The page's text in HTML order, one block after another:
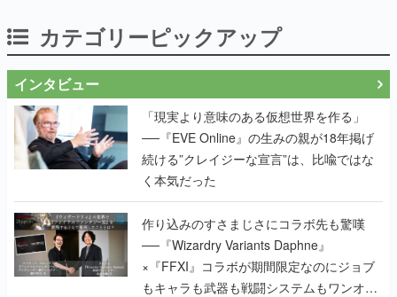
カテゴリーピックアップ
インタビュー
「現実より意味のある仮想世界を作る」
──『EVE Online』の生みの親が18年掲げ
続ける”クレイジーな宣言”は、比喩ではな
く本気だった
作り込みのすさまじさにコラボ先も驚嘆
──『Wizardry Variants Daphne』
×『FFXI』コラボが期間限定なのにジョブ
もキャラも武器も戦闘システムもワンオフ